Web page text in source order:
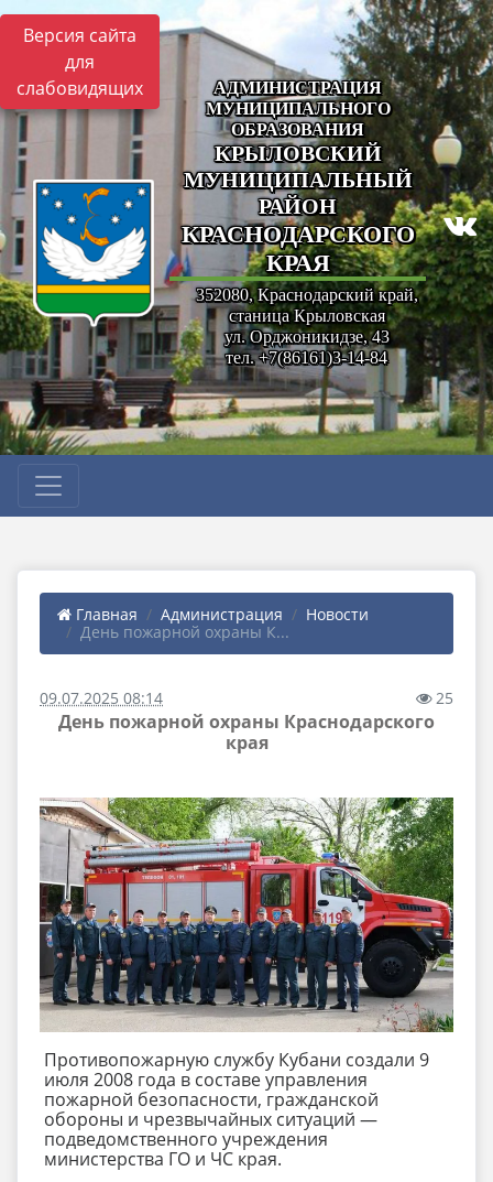
Версия сайта
для
слабовидящих
АДМИНИСТРАЦИЯ
МУНИЦИПАЛЬНОГО
ОБРАЗОВАНИЯ
КРЫЛОВСКИЙ
МУНИЦИПАЛЬНЫЙ
РАЙОН
КРАСНОДАРСКОГО
КРАЯ
352080, Краснодарский край,
станица Крыловская
ул. Орджоникидзе, 43
тел. +7(86161)3-14-84
Главная Администрация
Новости
День пожарной охраны К...
09.07.2025 08:14 25
День пожарной охраны Краснодарского
края
Противопожарную службу Кубани создали 9
июля 2008 года в составе управления
пожарной безопасности, гражданской
обороны и чрезвычайных ситуаций —
подведомственного учреждения
министерства ГО и ЧС края.